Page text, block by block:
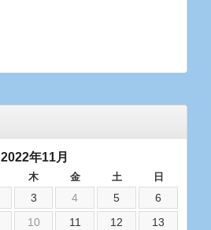
2022年11月
木 金 土 日
3 4 5
6
10 11 12
13